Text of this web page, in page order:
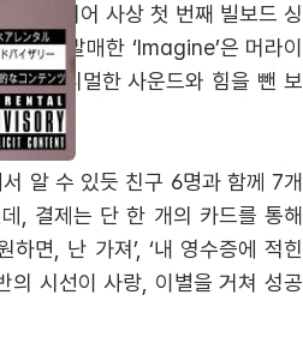
데 커리어 사상 첫 번째 빌보드 싱
어 발매한 ‘Imagine’은 머라이
는 미니멀한 사운드와 힘을 뺀 보
알 수 있듯 친구 6명과 함께 7개
, 결제는 단 한 개의 카드를 통해
면, 난 가져’, ‘내 영수증에 적힌
의 시선이 사랑, 이별을 거쳐 성공